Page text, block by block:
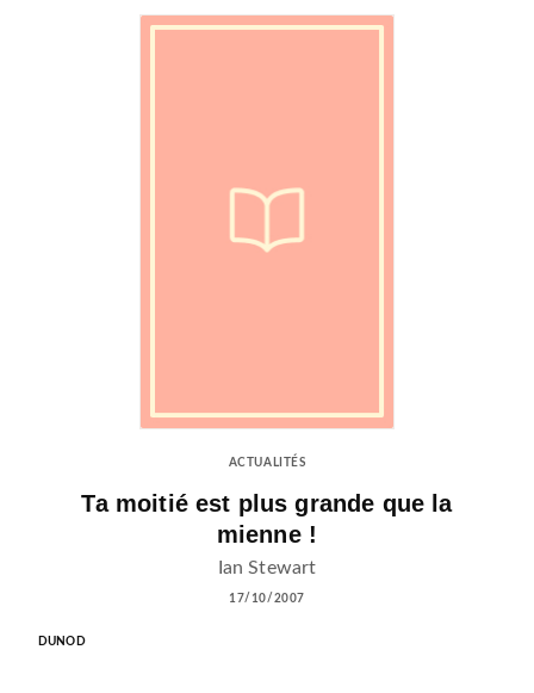
ACTUALITÉS
Ta moitié est plus grande que la
mienne !
Ian Stewart
17/10/2007
DUNOD